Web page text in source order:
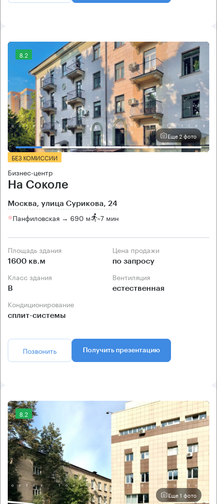
8.2
Еще 2 фото
БЕЗ КОМИССИИ
Бизнес-центр
На Соколе
Москва, улица Сурикова, 24
Панфиловская → 690 м ~7 мин
Площадь здания
1600 кв.м
Цена продажи
по запросу
Класс здания
B
Вентиляция
естественная
Кондиционирование
сплит-системы
Позвонить Получить презентацию
8.2
Еще 1 фото